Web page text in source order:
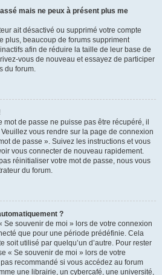
mais ne peux à présent plus me
ait désactivé ou supprimé votre compte
plus, beaucoup de forums suppriment
afin de réduire la taille de leur base de
vous de nouveau et essayez de participer
du forum.
mot de passe ne puisse pas être récupéré, il
vous rendre sur la page de connexion
de passe ». Suivez les instructions et vous
vous connecter de nouveau rapidement.
réinitialiser votre mot de passe, nous vous
du forum.
?
Se souvenir de moi » lors de votre connexion
que pour une période prédéfinie. Cela
soit utilisé par quelqu’un d’autre. Pour rester
« Se souvenir de moi » lors de votre
recommandé si vous accédez au forum
une librairie, un cybercafé, une université,